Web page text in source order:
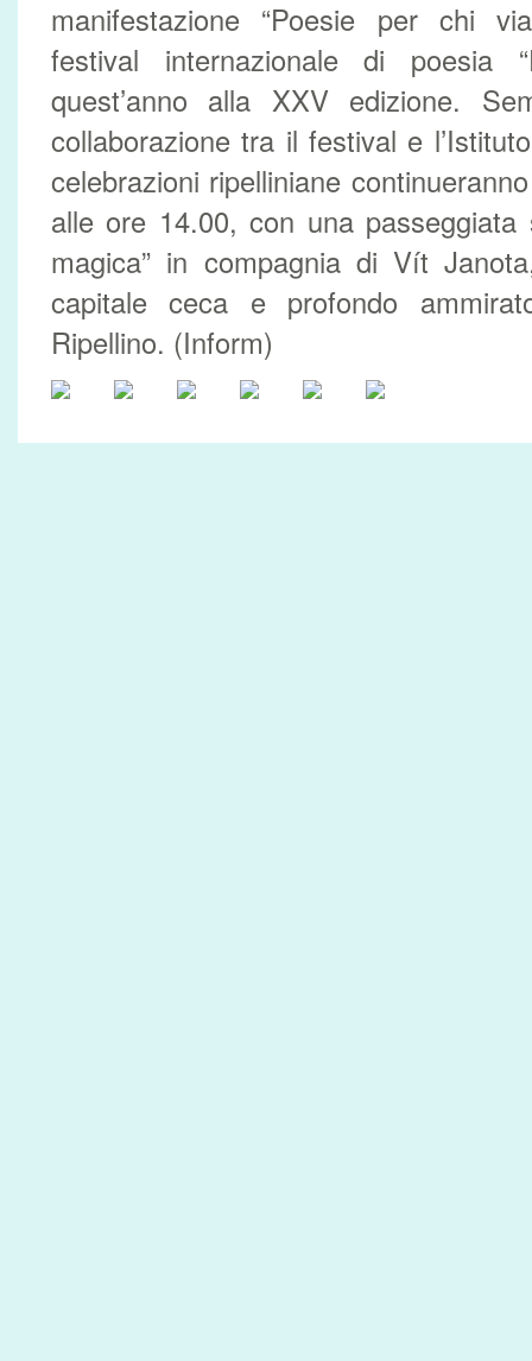
manifestazione “Poesie per chi
festival internazionale di poesia
quest’anno alla XXV edizione.
collaborazione tra il festival e
celebrazioni ripelliniane
alle ore 14.00, con una passeggiata
magica” in compagnia di Vít
capitale ceca e profondo
Ripellino. (Inform)